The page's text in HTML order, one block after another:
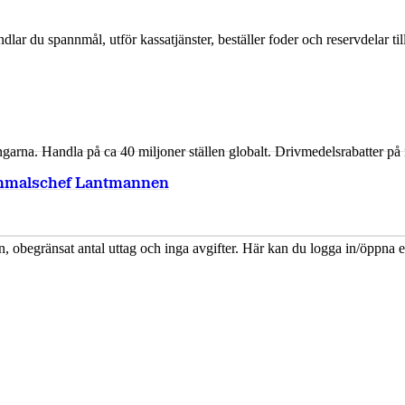
du spannmål, utför kassatjänster, beställer foder och reservdelar
Handla på ca 40 miljoner ställen globalt. Drivmedelsrabatter
obegränsat antal uttag och inga avgifter. Här kan du logga in/
Lantmannen